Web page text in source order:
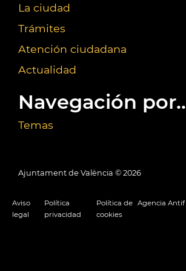
La ciudad
Trámites
Atención ciudadana
Actualidad
Navegación
Temas
Ajuntament de València © 2026
Aviso
legal
Política
privacidad
Política de
cookies
Agencia